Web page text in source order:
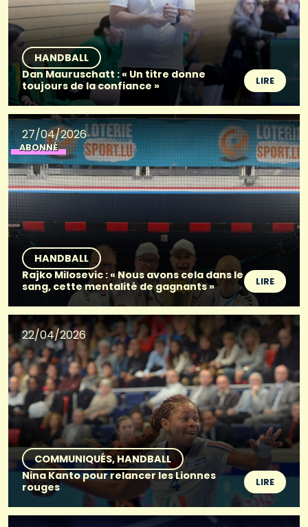
HANDBALL
Dan Mauruschatt : « Un titre donne
toujours de la confiance »
LIRE
27/04/2026
ABONNÉ
HANDBALL
Rajko Milosevic : « Nous avons cela dans le
sang, cette mentalité de gagnants »
LIRE
22/04/2026
COMMUNIQUÉS HANDBALL
Nina Kanto pour relancer les Lionnes
rouges
LIRE